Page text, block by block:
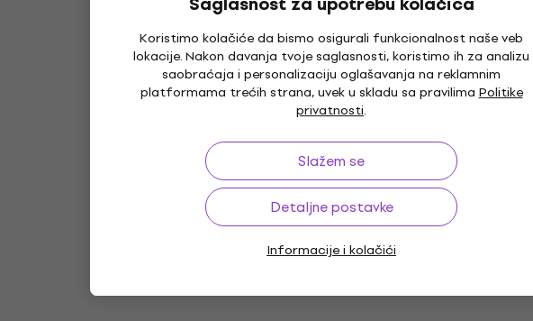
Koristimo kolačiće da bismo osigurali funkcionalnost naše veb
lokacije. Nakon davanja tvoje saglasnosti, koristimo ih za analizu
saobraćaja i personalizaciju oglašavanja na reklamnim
platformama trećih strana, uvek u skladu sa pravilimaPolitike
privatnosti.
Slažem se
Detaljne postavke
Informacije i kolačići